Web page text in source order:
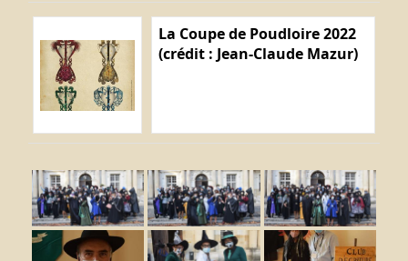
La Coupe de Poudloire 2022
(crédit : Jean-Claude Mazur)